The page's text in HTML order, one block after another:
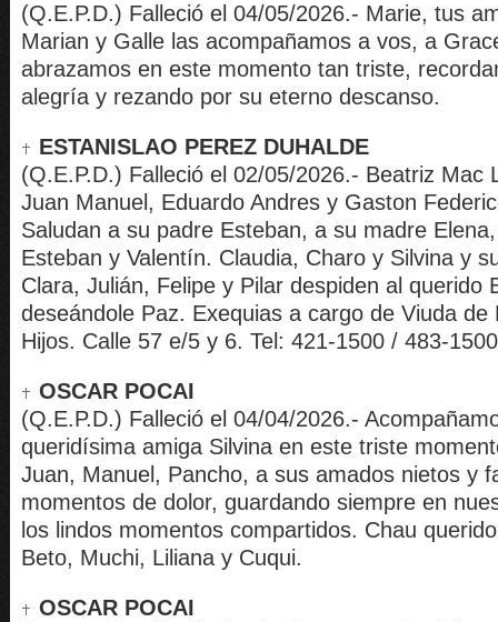
(Q.E.P.D.) Falleció el 04/05/2026.- Marie, tus
Marian y Galle las acompañamos a vos, a
abrazamos en este momento tan triste,
alegría y rezando por su eterno descanso.
ESTANISLAO PEREZ DUHALDE
(Q.E.P.D.) Falleció el 02/05/2026.- Beatriz Mac
Juan Manuel, Eduardo Andres y Gaston
Saludan a su padre Esteban, a su madre
Esteban y Valentín. Claudia, Charo y Silvina y
Clara, Julián, Felipe y Pilar despiden al querido
deseándole Paz. Exequias a cargo de Viuda de
Hijos. Calle 57 e/5 y 6. Tel: 421-1500 / 483-
OSCAR POCAI
(Q.E.P.D.) Falleció el 04/04/2026.-
queridísima amiga Silvina en este triste
Juan, Manuel, Pancho, a sus amados nietos y
momentos de dolor, guardando siempre en
los lindos momentos compartidos. Chau
Beto, Muchi, Liliana y Cuqui.
OSCAR POCAI